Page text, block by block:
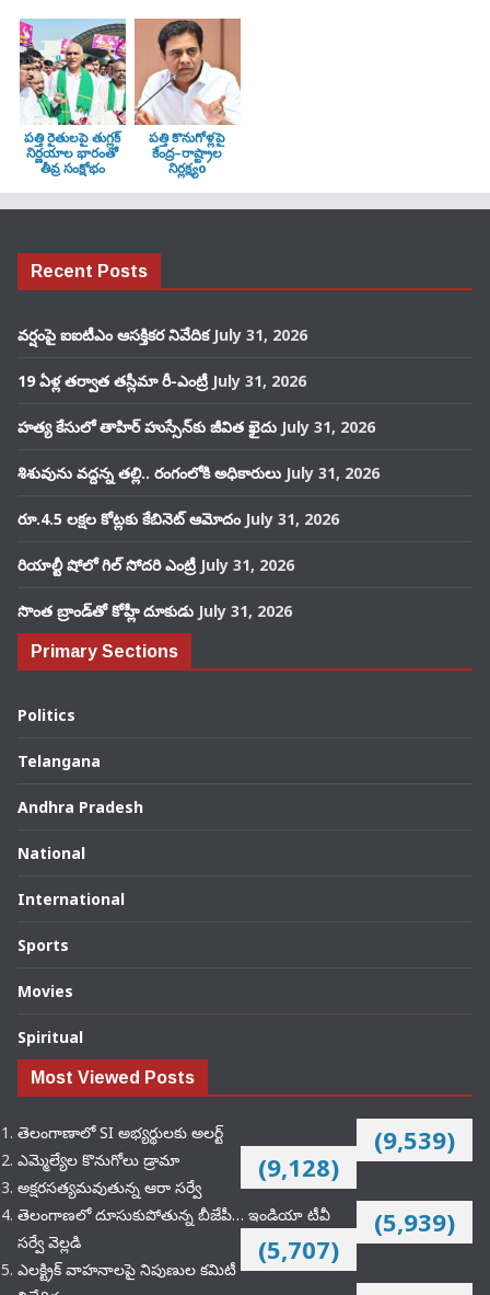
పత్తి రైతులపై తుగ్లక్‌
నిర్ణయాల భారంతో
తీవ్ర సంక్షోభం
పత్తి కొనుగోళ్లపై
కేంద్ర–రాష్ట్రాల
నిర్లక్ష్యo
Recent Posts
వర్షంపై ఐఐటీఎం ఆసక్తికర నివేదిక July 31, 2026
19 ఏళ్ల తర్వాత తస్లీమా రీ-ఎంట్రీ July 31, 2026
హత్య కేసులో తాహిర్ హుస్సేన్‌కు జీవిత ఖైదు July 31, 2026
శిశువును వద్దన్న తల్లి.. రంగంలోకి అధికారులు July 31, 2026
రూ.4.5 లక్షల కోట్లకు కేబినెట్ ఆమోదం July 31, 2026
రియాల్టీ షోలో గిల్ సోదరి ఎంట్రీ July 31, 2026
సొంత బ్రాండ్‌తో కోహ్లీ దూకుడు July 31, 2026
Primary Sections
Politics
Telangana
Andhra Pradesh
National
International
Sports
Movies
Spiritual
Most Viewed Posts
తెలంగాణాలో SI అభ్యర్థులకు అలర్ట్ (9,539)
ఎమ్మెల్యేల కొనుగోలు డ్రామా (9,128)
అక్షరసత్యమవుతున్న ఆరా సర్వే
(5,939)
తెలంగాణలో దూసుకుపోతున్న బీజేపీ… ఇండియా టీవీ
సర్వే వెల్లడి
(5,707)
ఎలక్ట్రిక్‌ వాహనాలపై నిపుణుల కమిటీ